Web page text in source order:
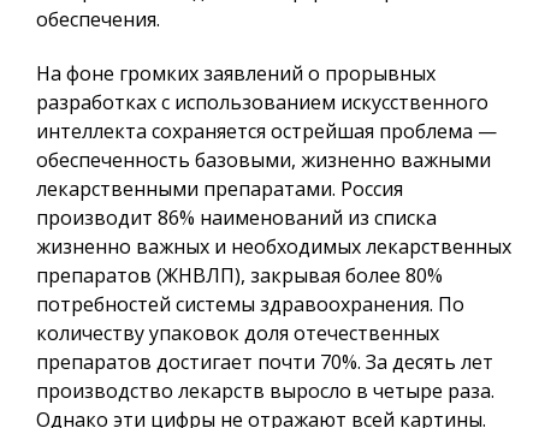
обеспечения.
На фоне громких заявлений о прорывных
разработках с использованием искусственного
интеллекта сохраняется острейшая проблема —
обеспеченность базовыми, жизненно важными
лекарственными препаратами. Россия
производит 86% наименований из списка
жизненно важных и необходимых лекарственных
препаратов (ЖНВЛП), закрывая более 80%
потребностей системы здравоохранения. По
количеству упаковок доля отечественных
препаратов достигает почти 70%. За десять лет
производство лекарств выросло в четыре раза.
Однако эти цифры не отражают всей картины.